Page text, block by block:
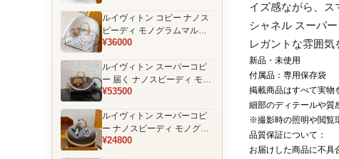
ルイヴィトン コピー ナノス
ピーディ モノグラムマルチ
カラー ホワイト ゴールド金
バッグ
¥36000
ルイヴィトン スーパーコピ
ー 届く ナノスピーディ モノ
グラム ポーチ付き ミニボス
品
¥53500
ルイヴィトン スーパーコピ
ー ナノスピーディ モノグラ
ム 編み込みストラップ ミニ
¥24800
イズ感ながら、ス
シャネル スーパ
レガントな雰囲気
新品・未使用
付属品：専用保存袋
掲載商品はすべて実物
細部のディテールや質
※撮影時の照明や閲覧
品質保証について：
お届けした商品に不具